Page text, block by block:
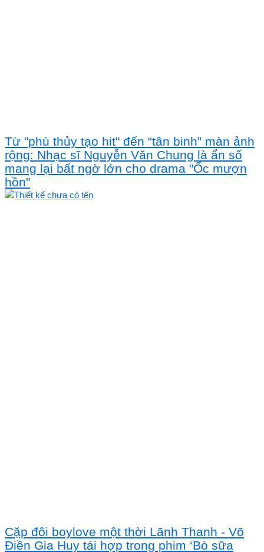
Từ "phù thủy tạo hit" đến “tân binh” màn ảnh
rộng: Nhạc sĩ Nguyễn Văn Chung là ẩn số
mang lại bất ngờ lớn cho drama "Ốc mượn
hồn"
Cặp đôi boylove một thời Lãnh Thanh - Võ
Điền Gia Huy tái hợp trong phim ‘Bò sữa